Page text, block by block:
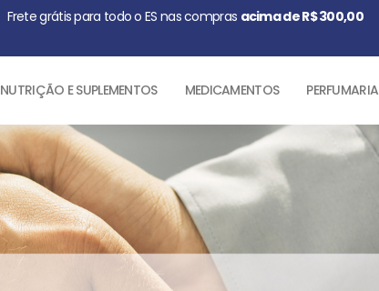
Frete grátis para todo o ES nas compras acima de R$ 300,00
NUTRIÇÃO E SUPLEMENTOS MEDICAMENTOS